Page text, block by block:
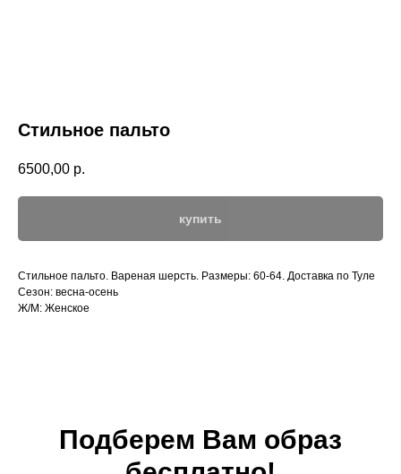
Стильное пальто
6500,00 р.
купить
Стильное пальто. Вареная шерсть. Размеры: 60-64. Доставка по Туле
Сезон: весна-осень
Ж/М: Женское
Подберем Вам образ